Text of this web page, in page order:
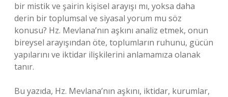
bir mistik ve şairin kişisel arayışı mı, yoksa daha
derin bir toplumsal ve siyasal yorum mu söz
konusu? Hz. Mevlana’nın aşkını analiz etmek, onun
bireysel arayışından öte, toplumların ruhunu, gücün
yapılarını ve iktidar ilişkilerini anlamamıza olanak
tanır.
Bu yazıda, Hz. Mevlana’nın aşkını, iktidar, kurumlar,